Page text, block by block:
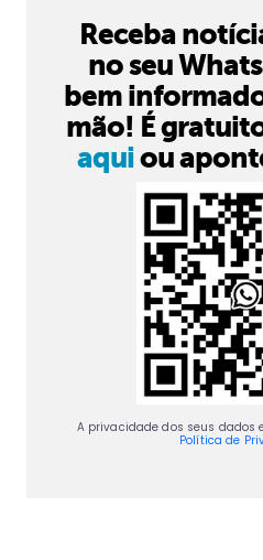
Receba
no seu
bem
mão! É
aquiou
A privacidade dos seus dados
Política de